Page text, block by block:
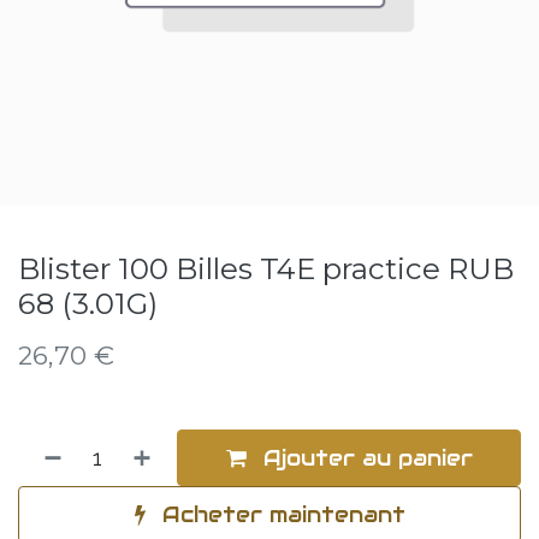
Blister 100 Billes T4E practice RUB
68 (3.01G)
26,70 €
Ajouter au panier
Acheter maintenant